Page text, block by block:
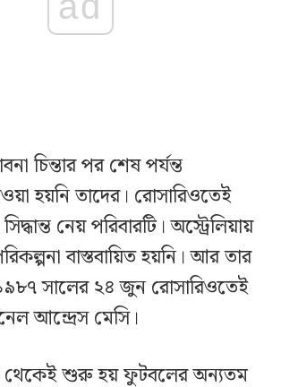
চিন্তার পর শেষ পর্যন্ত
হয়নি তাদের। রোসারিওতেই
নেয় পরিবারটি। অস্ট্রেলিয়ায়
বাস্তবায়িত হয়নি। আর তার
সালের ২৪ জুন রোসারিওতেই
আন্দ্রেস মেসি।
থেকেই শুরু হয় ফুটবলের অন্যতম